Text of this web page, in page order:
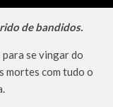
de bandidos.
para se vingar do
mortes com tudo o